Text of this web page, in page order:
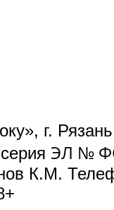
г.
ЭЛ №
К.М.
e-mail)